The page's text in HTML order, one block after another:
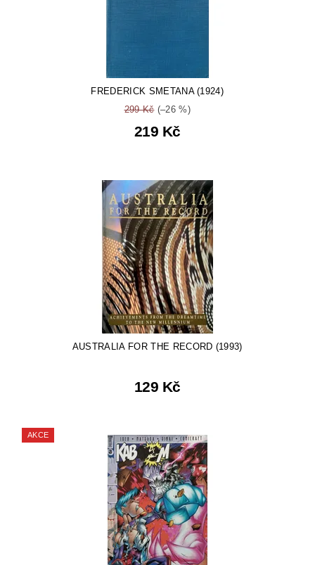
FREDERICK SMETANA (1924)
299 Kč(–26 %)
219 Kč
AUSTRALIA FOR THE RECORD (1993)
129 Kč
AKCE